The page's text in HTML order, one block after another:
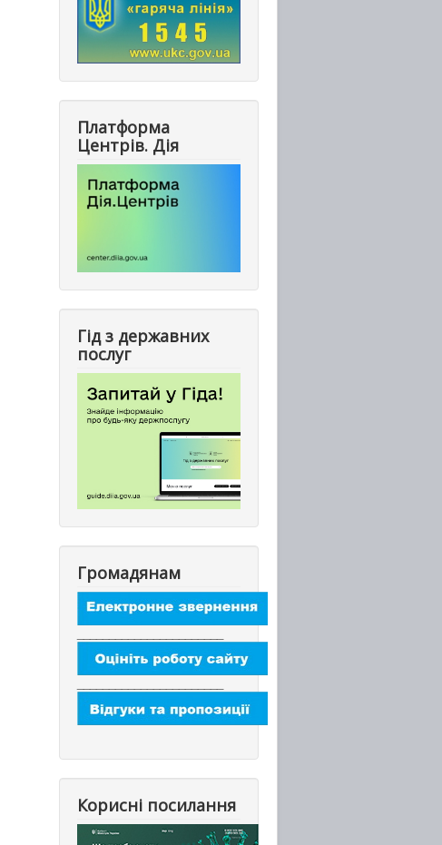
Платформа
Центрів. Дія
Гід з державних
послуг
Громадянам
Корисні посилання